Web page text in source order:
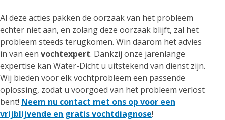
Al deze acties pakken de oorzaak van het probleem
echter niet aan, en zolang deze oorzaak blijft, zal het
probleem steeds terugkomen. Win daarom het advies
in van een vochtexpert. Dankzij onze jarenlange
expertise kan Water-Dicht u uitstekend van dienst zijn.
Wij bieden voor elk vochtprobleem een passende
oplossing, zodat u voorgoed van het probleem verlost
bent! Neem nu contact met ons op voor een
vrijblijvende en gratis vochtdiagnose!